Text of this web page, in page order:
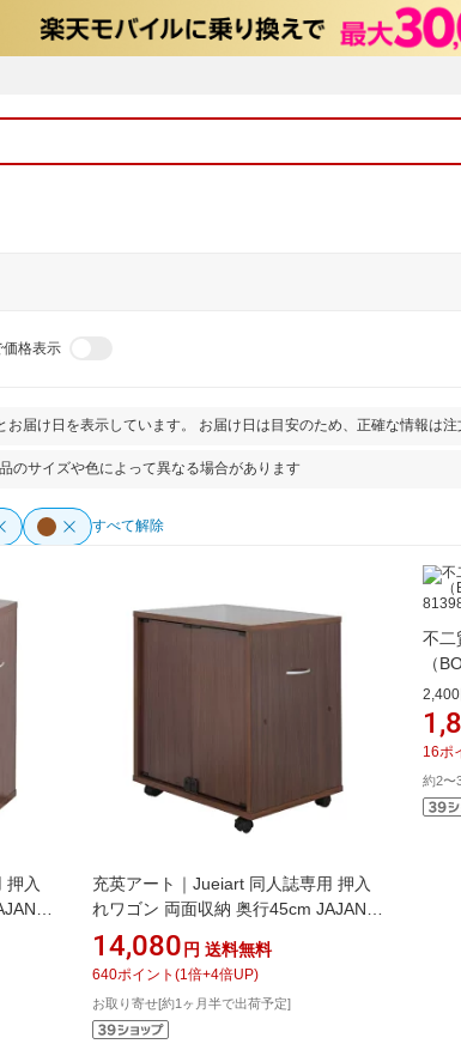
価格表示
届け日を表示しています。 お届け日は目安のため、正確な情報は注
のサイズや色によって異なる場合があります
すべて解除
押入
充英アート｜Jueiart 同人誌専用 押入
れワゴン 両面収納 奥行45cm JAJAN
ブラウン DSW-T60B
14,080 円 送料無料
640ポイント (1 倍+4倍UP)
お取り寄せ[約1ヶ月半で出荷予定]
不二
（
16ポ
約2〜